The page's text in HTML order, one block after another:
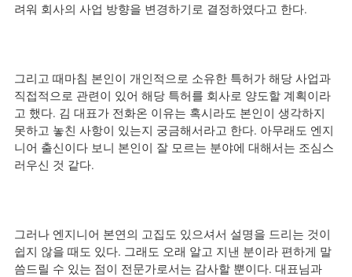
려워 회사의 사업 방향을 변경하기로 결정하였다고 한다.
그리고 때마침 본인이 개인적으로 소유한 특허가 해당 사업과
직접적으로 관련이 있어 해당 특허를 회사로 양도할 계획이라
고 했다. 김 대표가 전화온 이유는 혹시라도 본인이 생각하지
못하고 놓친 사항이 있는지 궁금해서라고 한다. 아무래도 엔지
니어 출신이다 보니 본인이 잘 모르는 분야에 대해서는 조심스
러우신 것 같다.
그러나 엔지니어 본연의 고집도 있으셔서 설명을 드리는 것이
쉽지 않을 때도 있다. 그래도 오래 알고 지낸 분이라 편하게 말
씀드릴 수 있는 점이 전문가로서는 감사할 뿐이다. 대표님과